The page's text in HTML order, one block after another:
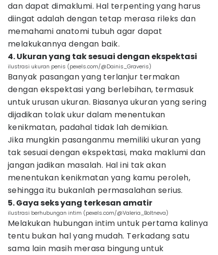
dan dapat dimaklumi. Hal terpenting yang harus
diingat adalah dengan tetap merasa rileks dan
memahami anatomi tubuh agar dapat
melakukannya dengan baik.
4. Ukuran yang tak sesuai dengan ekspektasi
ilustrasi ukuran penis (pexels.com/@Dainis_Graveris)
Banyak pasangan yang terlanjur termakan
dengan ekspektasi yang berlebihan, termasuk
untuk urusan ukuran. Biasanya ukuran yang sering
dijadikan tolak ukur dalam menentukan
kenikmatan, padahal tidak lah demikian.
Jika mungkin pasanganmu memiliki ukuran yang
tak sesuai dengan ekspektasi, maka maklumi dan
jangan jadikan masalah. Hal ini tak akan
menentukan kenikmatan yang kamu peroleh,
sehingga itu bukanlah permasalahan serius.
5. Gaya seks yang terkesan amatir
ilustrasi berhubungan intim (pexels.com/@Valeria_Boltneva)
Melakukan hubungan intim untuk pertama kalinya
tentu bukan hal yang mudah. Terkadang satu
sama lain masih merasa bingung untuk